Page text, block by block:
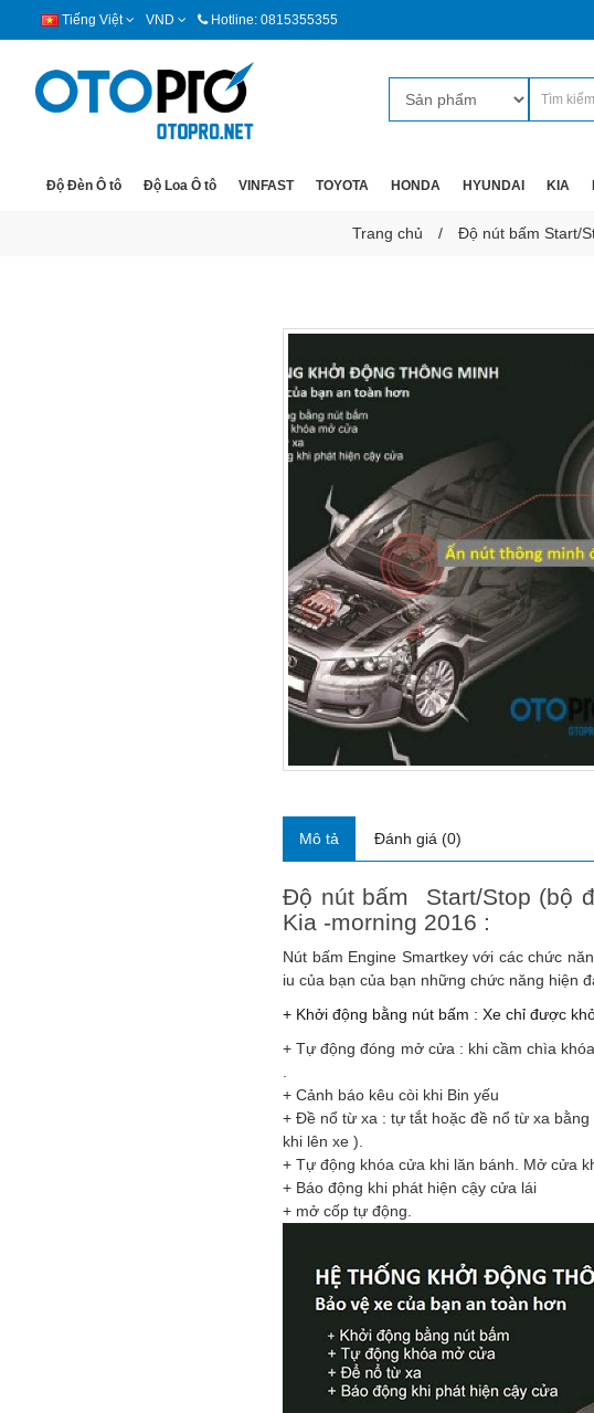
Tiếng Việt VND Hotline: 0815355355
Độ Đèn Ô tô Độ Loa Ô tô VINFAST TOYOTA HONDA HYUNDAI KIA
Trang chủ Độ nút bấm Start/
Mô tả Đánh giá (0)
Độ nút bấm Start/Stop (bộ
Kia -morning 2016 :
Nút bấm Engine Smartkey với các chức
iu của bạn của bạn những chức năng hiện
+ Khởi động bằng nút bấm : Xe chỉ được
+ Tự động đóng mở cửa : khi cầm chìa
+ Cảnh báo kêu còi khi Bin yếu
+ Đề nổ từ xa : tự tắt hoặc đề nổ từ xa
khi lên xe ).
+ Tự động khóa cửa khi lăn bánh. Mở cửa
+ Báo động khi phát hiện cậy cửa lái
+ mở cốp tự động.